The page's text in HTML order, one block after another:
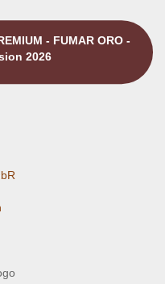
- FUMAR ORO -
2026